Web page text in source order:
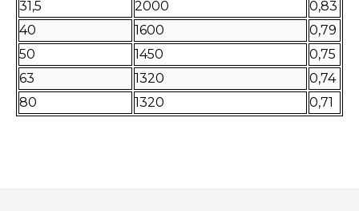
31,5
2000
0,83
40
1600
0,79
50
1450
0,75
63
1320
0,74
80
1320 0,71